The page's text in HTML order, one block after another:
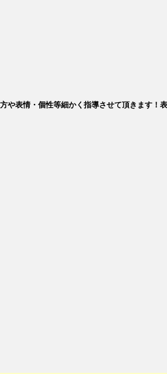
表情・個性等細かく指導させて頂きます！